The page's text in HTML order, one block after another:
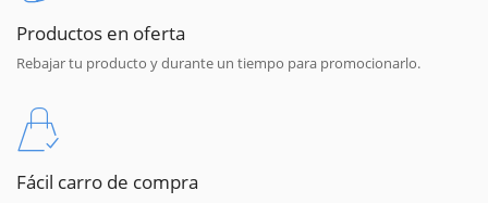
Productos en oferta
Rebajar tu producto y durante un tiempo para promocionarlo.
Fácil carro de compra